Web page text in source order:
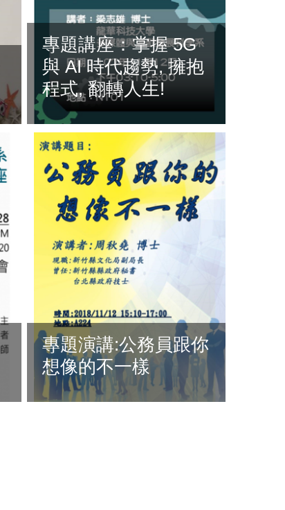
專題講座：掌握 5G
與 AI 時代趨勢, 擁抱
程式, 翻轉人生!
專題演講:公務員跟你
想像的不一樣